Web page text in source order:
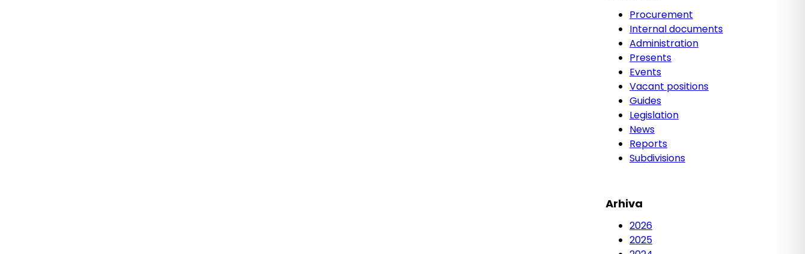
Procurement
Internal documents
Administration
Presents
Events
Vacant positions
Guides
Legislation
News
Reports
Subdivisions
Arhiva
2026
2025